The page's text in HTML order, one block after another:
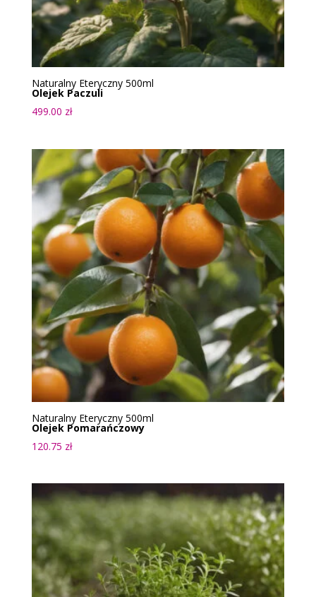
Naturalny Eteryczny 500ml
Olejek Paczuli
499.00 zł
Naturalny Eteryczny 500ml
Olejek Pomarańczowy
120.75 zł